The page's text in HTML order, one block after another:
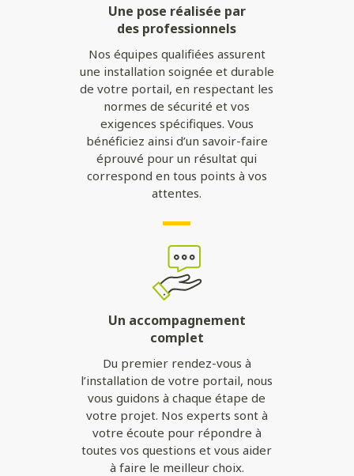
Une pose réalisée par
des professionnels
Nos équipes qualifiées assurent
une installation soignée et durable
de votre portail, en respectant les
normes de sécurité et vos
exigences spécifiques. Vous
bénéficiez ainsi d’un savoir-faire
éprouvé pour un résultat qui
correspond en tous points à vos
attentes.
Un accompagnement
complet
Du premier rendez-vous à
l’installation de votre portail, nous
vous guidons à chaque étape de
votre projet. Nos experts sont à
votre écoute pour répondre à
toutes vos questions et vous aider
à faire le meilleur choix.